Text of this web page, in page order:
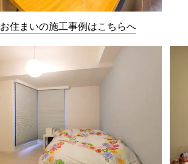
お住まいの施工事例はこちらへ